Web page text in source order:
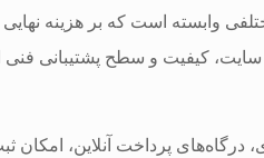
وابسته است که بر هزینه نهایی
کیفیت و سطح پشتیبانی فنی
پرداخت آنلاین، امکان